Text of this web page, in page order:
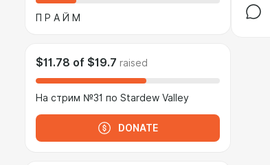
П Р А Й М
$11.78 of $19.7 raised
На стрим №31 по Stardew Valley
DONATE